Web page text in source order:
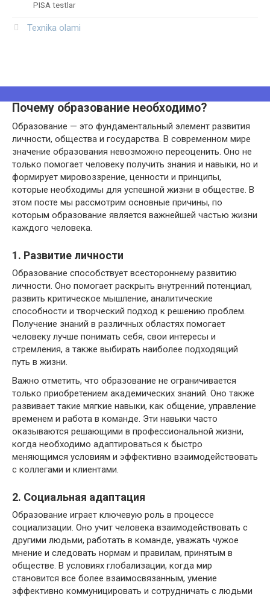
PISA testlar
Texnika olami
Почему образование необходимо?
Образование — это фундаментальный элемент развития
личности, общества и государства. В современном мире
значение образования невозможно переоценить. Оно не
только помогает человеку получить знания и навыки, но и
формирует мировоззрение, ценности и принципы,
которые необходимы для успешной жизни в обществе. В
этом посте мы рассмотрим основные причины, по
которым образование является важнейшей частью жизни
каждого человека.
1. Развитие личности
Образование способствует всестороннему развитию
личности. Оно помогает раскрыть внутренний потенциал,
развить критическое мышление, аналитические
способности и творческий подход к решению проблем.
Получение знаний в различных областях помогает
человеку лучше понимать себя, свои интересы и
стремления, а также выбирать наиболее подходящий
путь в жизни.
Важно отметить, что образование не ограничивается
только приобретением академических знаний. Оно также
развивает такие мягкие навыки, как общение, управление
временем и работа в команде. Эти навыки часто
оказываются решающими в профессиональной жизни,
когда необходимо адаптироваться к быстро
меняющимся условиям и эффективно взаимодействовать
с коллегами и клиентами.
2. Социальная адаптация
Образование играет ключевую роль в процессе
социализации. Оно учит человека взаимодействовать с
другими людьми, работать в команде, уважать чужое
мнение и следовать нормам и правилам, принятым в
обществе. В условиях глобализации, когда мир
становится все более взаимосвязанным, умение
эффективно коммуницировать и сотрудничать с людьми